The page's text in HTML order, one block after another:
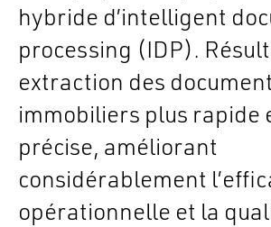
hybride d’intelligent
processing (IDP).
extraction des
immobiliers plus rapide
précise, améliorant
considérablement
opérationnelle et la